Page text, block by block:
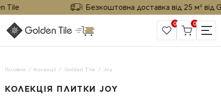
Безкоштовна доставка від 25 м² від
САЙТ КОМПАНІЇ
0 0
Головна Колекції Golden Tile Joy
КОЛЕКЦІЯ ПЛИТКИ JOY